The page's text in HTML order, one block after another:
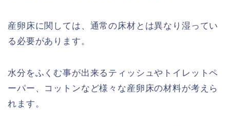
産卵床に関しては、通常の床材とは異なり湿ってい
る必要があります。
水分をふくむ事が出来るティッシュやトイレットペ
ーパー、コットンなど様々な産卵床の材料が考えら
れます。